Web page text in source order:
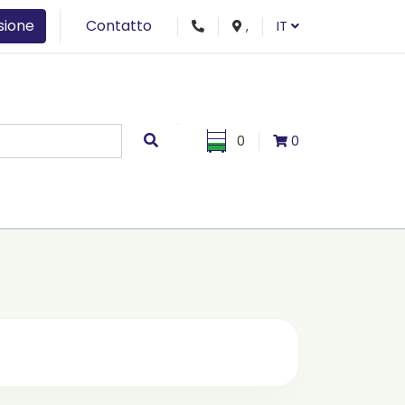
Contatto , IT
0 0